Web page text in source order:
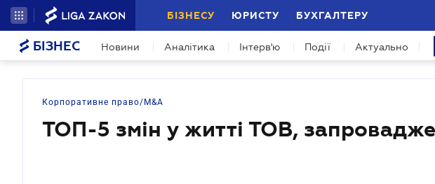
БІЗНЕСУ ЮРИСТУ БУХГАЛТЕРУ
БІЗНЕС Новини Аналітика Інтерв'ю Події Актуально
Корпоративне право/M&A
ТОП-5 змін у житті ТОВ,